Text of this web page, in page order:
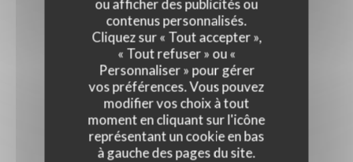
ou afficher des publicités ou
contenus personnalisés.
Cliquez sur « Tout accepter »,
« Tout refuser » ou «
Personnaliser » pour gérer
vos préférences. Vous pouvez
modifier vos choix à tout
moment en cliquant sur l'icône
représentant un cookie en bas
à gauche des pages du site.